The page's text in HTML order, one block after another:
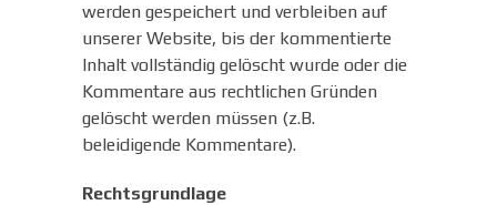
werden gespeichert und verbleiben auf
unserer Website, bis der kommentierte
Inhalt vollständig gelöscht wurde oder die
Kommentare aus rechtlichen Gründen
gelöscht werden müssen (z.B.
beleidigende Kommentare).
Rechtsgrundlage